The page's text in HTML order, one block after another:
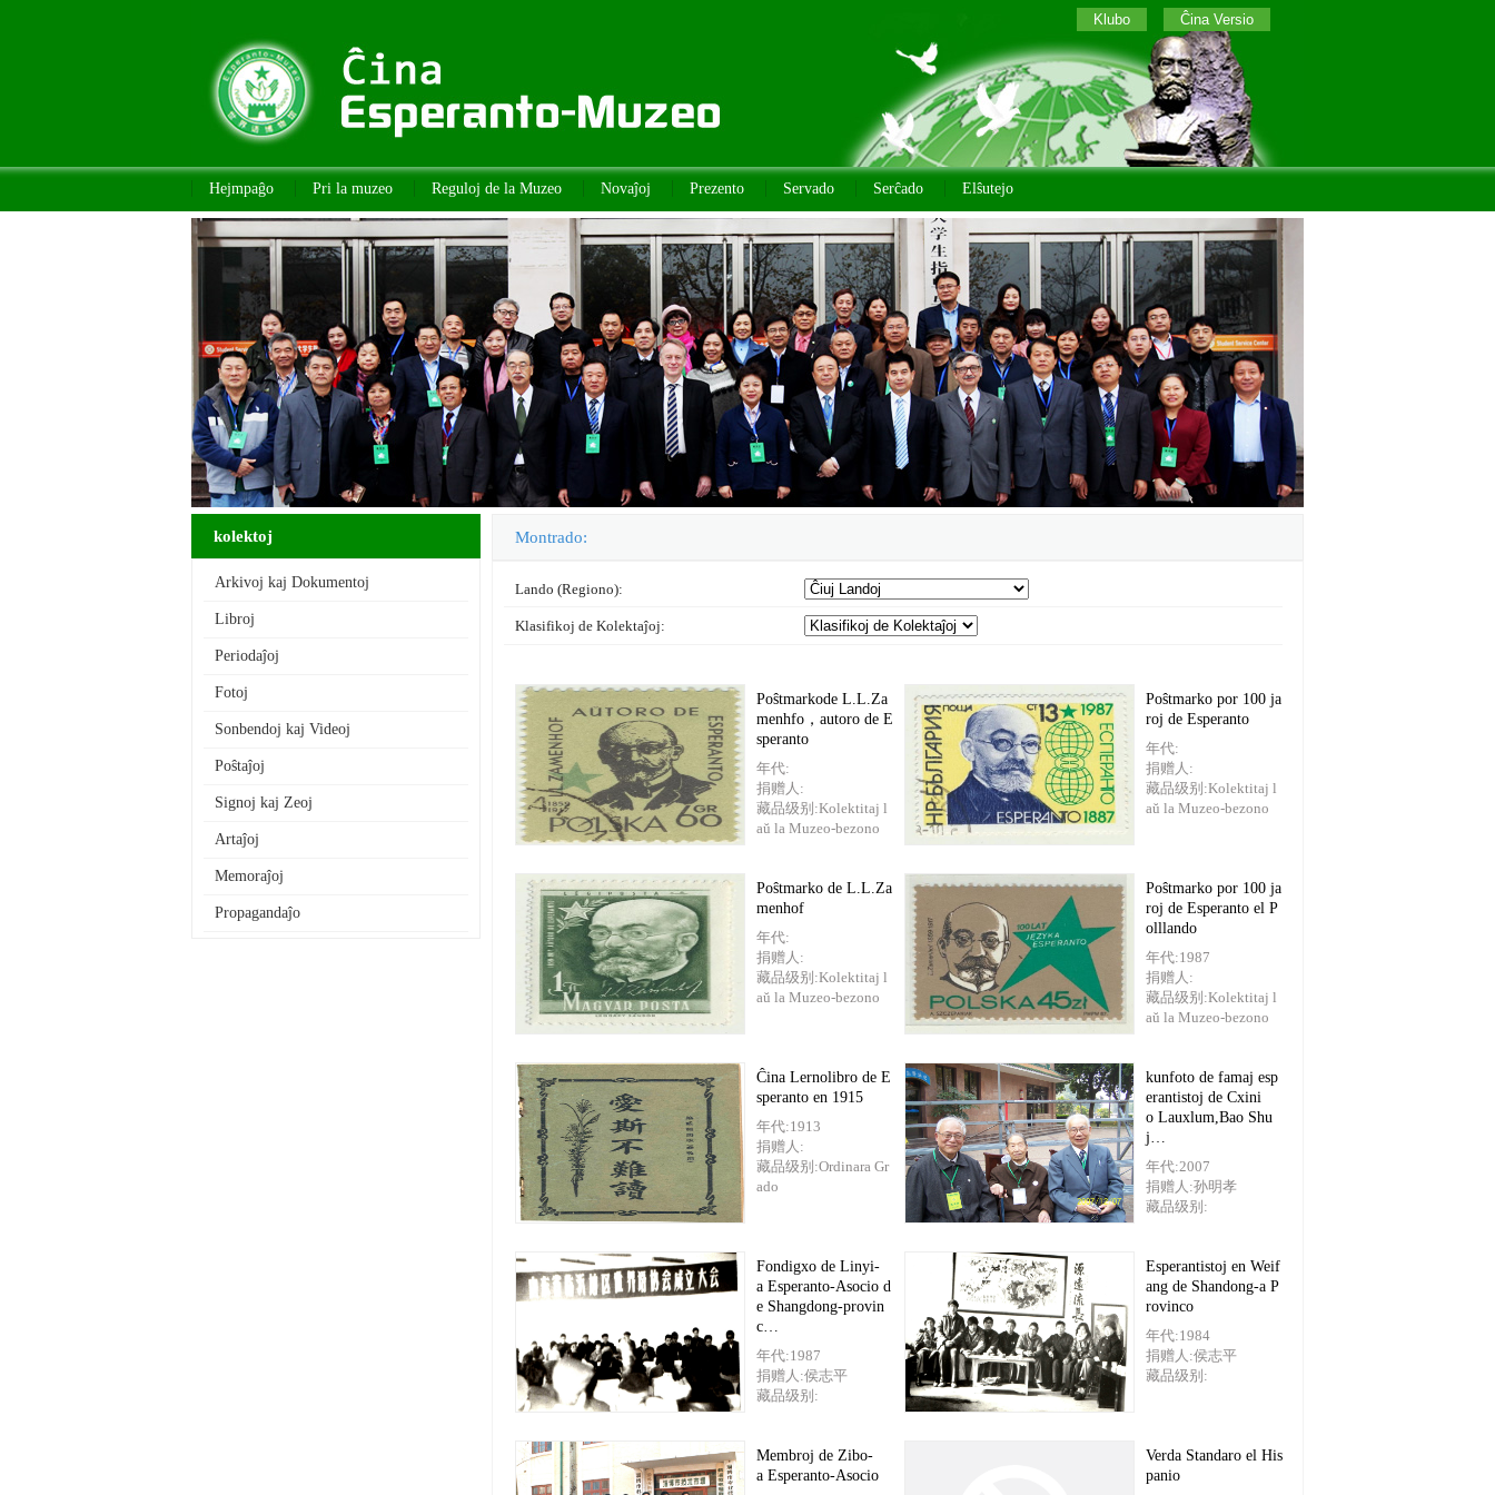
Klubo Ĉina Versio
Hejmpaĝo Pri la muzeo Reguloj de la Muzeo Novaĵoj Prezento Servado Serĉado Elŝutejo
kolektoj
Arkivoj kaj Dokumentoj
Libroj
Periodaĵoj
Fotoj
Sonbendoj kaj Videoj
Poŝtaĵoj
Signoj kaj Zeoj
Artaĵoj
Memoraĵoj
Propagandaĵo
Montrado:
Lando (Regiono):
Klasifikoj de Kolektaĵoj:
Poŝtmarkode L.L.Za
menhfo，autoro de E
speranto
年代:
捐赠人:
藏品级别:Kolektitaj l
aŭ la Muzeo-bezono
Poŝtmarko por 100 ja
roj de Esperanto
年代:
捐赠人:
藏品级别:Kolektitaj l
aŭ la Muzeo-bezono
Poŝtmarko de L.L.Za
menhof
年代:
捐赠人:
藏品级别:Kolektitaj l
aŭ la Muzeo-bezono
Poŝtmarko por 100 ja
roj de Esperanto el P
olllando
年代:1987
捐赠人:
藏品级别:Kolektitaj l
aŭ la Muzeo-bezono
Ĉina Lernolibro de E
speranto en 1915
年代:1913
捐赠人:
藏品级别:Ordinara Gr
ado
kunfoto de famaj esp
erantistoj de Cxini
o Lauxlum,Bao Shu
j…
年代:2007
捐赠人:孙明孝
藏品级别:
Fondigxo de Linyi-
a Esperanto-Asocio d
e Shangdong-provin
c…
年代:1987
捐赠人:侯志平
藏品级别:
Esperantistoj en Weif
ang de Shandong-a P
rovinco
年代:1984
捐赠人:侯志平
藏品级别:
Membroj de Zibo-
a Esperanto-Asocio
Verda Standaro el His
panio